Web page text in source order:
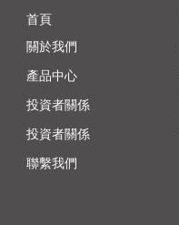
首頁
關於我們
產品中心
投資者關係
投資者關係
聯繫我們